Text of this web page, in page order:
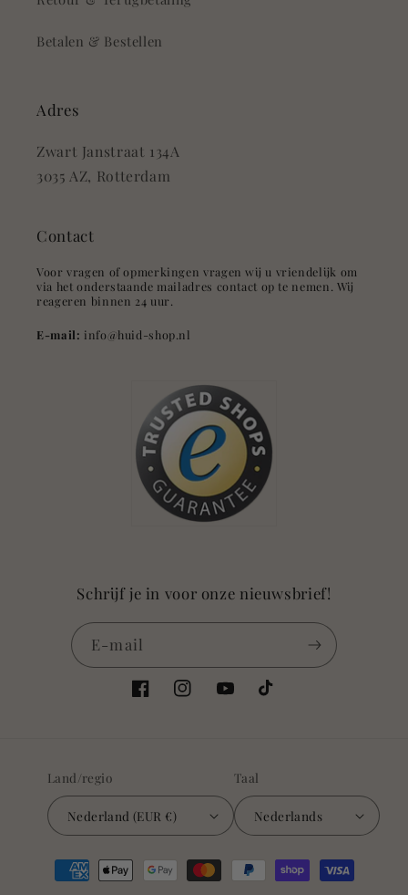
Betalen & Bestellen
Adres
Zwart Janstraat 134A
3035 AZ, Rotterdam
Contact
Voor vragen of opmerkingen vragen wij u vriendelijk om
via het onderstaande mailadres contact op te nemen. Wij
reageren binnen 24 uur.
E-mail: info@huid-shop.nl
Schrijf je in voor onze nieuwsbrief!
E‑mail
FacebookInstagramYouTubeTikTok
Land/regio
Nederland (EUR €)
Taal
Nederlands
Betaalmethoden